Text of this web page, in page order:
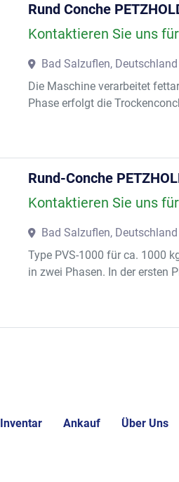
Rund Conche
Kontaktieren Sie uns
Bad Salzuflen, Deutschland
Die Maschine verarbeitet
Phase erfolgt die
Rund-Conche
Kontaktieren Sie uns
Bad Salzuflen, Deutschland
Type PVS-1000 für ca. 1000
in zwei Phasen. In der ersten
Inventar Ankauf Über Uns